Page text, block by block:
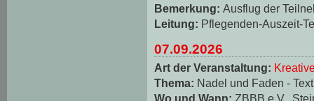
Bemerkung: Ausflug der
Leitung: Pflegenden-Auszeit-
07.09.2026
Art der Veranstaltung:
Thema: Nadel und Faden -
Wo und Wann: ZBBB e.V.,